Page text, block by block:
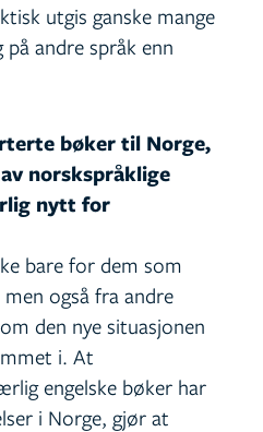
utgis ganske mange
andre språk enn
bøker til Norge,
norskspråklige
nytt for
bare for dem som
også fra andre
den nye situasjonen
i. At
engelske bøker har
i Norge, gjør at